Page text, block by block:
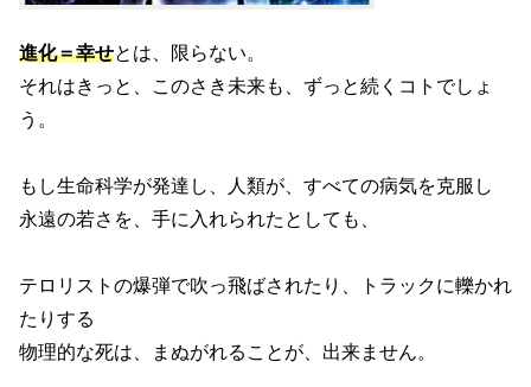
進化＝幸せとは、限らない。
それはきっと、このさき未来も、ずっと続くコトでしょ
う。
もし生命科学が発達し、人類が、すべての病気を克服し
永遠の若さを、手に入れられたとしても、
テロリストの爆弾で吹っ飛ばされたり、トラックに轢かれ
たりする
物理的な死は、まぬがれることが、出来ません。